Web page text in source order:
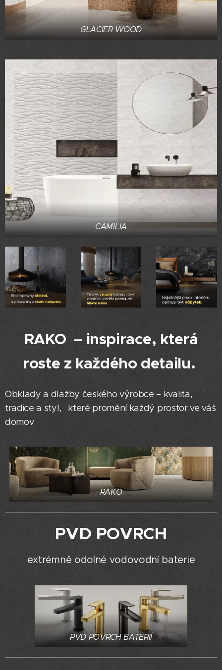
GLACIER WOOD
CAMILIA
RAKO – inspirace, která
roste z každého detailu.
Obklady a dlažby českého výrobce – kvalita,
tradice a styl, které promění každý prostor ve váš
domov.
RAKO
PVD POVRCH
extrémně odolné vodovodní baterie
PVD POVRCH BATERIÍ